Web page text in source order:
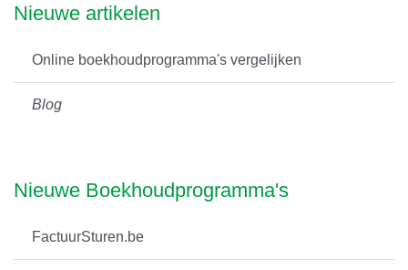
Nieuwe artikelen
Online boekhoudprogramma's vergelijken
Blog
Nieuwe Boekhoudprogramma's
FactuurSturen.be